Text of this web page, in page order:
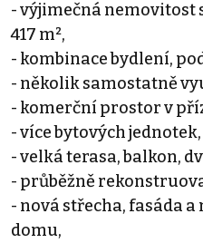
- výjimečná nemovitost
417 m²,
- kombinace bydlení,
- několik samostatně
- komerční prostor v
- více bytových jednotek,
- velká terasa, balkon,
- průběžně
- nová střecha, fasáda
domu,